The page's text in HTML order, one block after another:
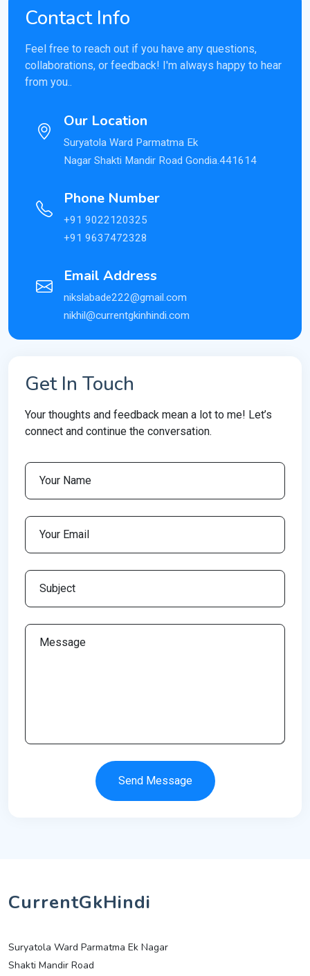
Contact Info
Feel free to reach out if you have any questions,
collaborations, or feedback! I'm always happy to hear
from you..
Our Location
Suryatola Ward Parmatma Ek
Nagar Shakti Mandir Road Gondia.441614
Phone Number
+91 9022120325
+91 9637472328
Email Address
nikslabade222@gmail.com
nikhil@currentgkinhindi.com
Get In Touch
Your thoughts and feedback mean a lot to me! Let’s
connect and continue the conversation.
Send Message
CurrentGkHindi
Suryatola Ward Parmatma Ek Nagar
Shakti Mandir Road